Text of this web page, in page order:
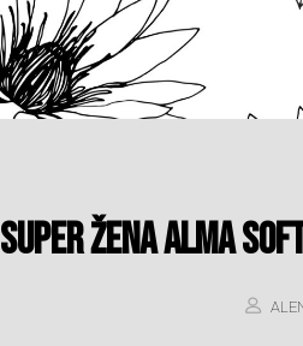
Super žena Alma